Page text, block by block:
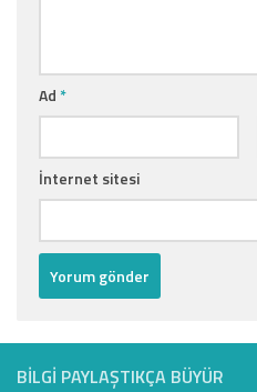
Ad*
İnternet sitesi
BILGI PAYLAŞTIKÇA BÜYÜR